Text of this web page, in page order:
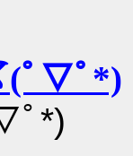
(ﾟ▽ﾟ*)
ﾟ*)